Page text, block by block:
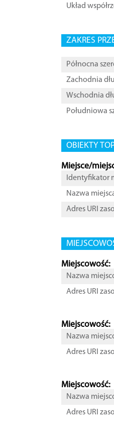
Układ
ZAKRES
Północna
Zachodnia
Wschodnia
Południowa
OBIEKTY
Miejsce/
Identyfikator
Nazwa
Adres URI
Miejscowość:
Nazwa
Adres URI
Miejscowość:
Nazwa
Adres URI
Miejscowość:
Nazwa
Adres URI